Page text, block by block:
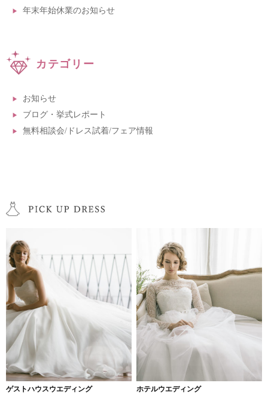
年末年始休業のお知らせ
カテゴリー
お知らせ
ブログ・挙式レポート
無料相談会/ドレス試着/フェア情報
ゲストハウスウエディング ホテルウエディング